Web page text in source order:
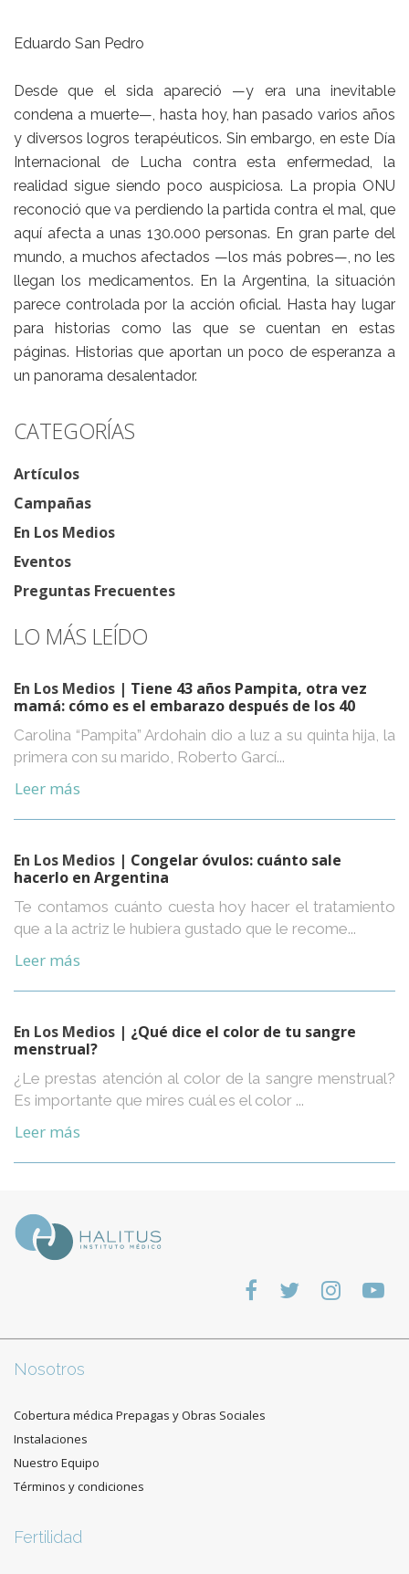
Eduardo San Pedro
Desde que el sida apareció —y era una inevitable
condena a muerte—, hasta hoy, han pasado varios años
y diversos logros terapéuticos. Sin embargo, en este Día
Internacional de Lucha contra esta enfermedad, la
realidad sigue siendo poco auspiciosa. La propia ONU
reconoció que va perdiendo la partida contra el mal, que
aquí afecta a unas 130.000 personas. En gran parte del
mundo, a muchos afectados —los más pobres—, no les
llegan los medicamentos. En la Argentina, la situación
parece controlada por la acción oficial. Hasta hay lugar
para historias como las que se cuentan en estas
páginas. Historias que aportan un poco de esperanza a
un panorama desalentador.
CATEGORÍAS
Artículos
Campañas
En Los Medios
Eventos
Preguntas Frecuentes
LO MÁS LEÍDO
En Los Medios | Tiene 43 años Pampita, otra vez
mamá: cómo es el embarazo después de los 40
Carolina “Pampita” Ardohain dio a luz a su quinta hija, la
primera con su marido, Roberto Garcí...
Leer más
En Los Medios | Congelar óvulos: cuánto sale
hacerlo en Argentina
Te contamos cuánto cuesta hoy hacer el tratamiento
que a la actriz le hubiera gustado que le recome...
Leer más
En Los Medios | ¿Qué dice el color de tu sangre
menstrual?
¿Le prestas atención al color de la sangre menstrual?
Es importante que mires cuál es el color ...
Leer más
Nosotros
Cobertura médica Prepagas y Obras Sociales
Instalaciones
Nuestro Equipo
Términos y condiciones
Fertilidad